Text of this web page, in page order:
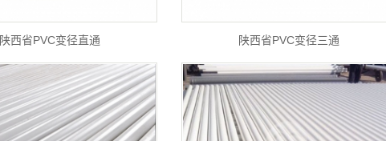
陕西省PVC变径直通 陕西省PVC变径三通